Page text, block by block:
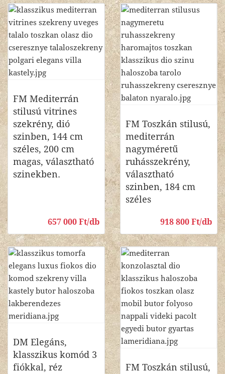
FM Mediterrán
stilusú vitrines
szekrény, dió
szinben, 144 cm
széles, 200 cm
magas, választható
szinekben.
657 000 Ft/db
FM Toszkán stilusú,
mediterrán
nagyméretű
ruhásszekrény,
választható
szinben, 184 cm
széles
918 800 Ft/db
DM Elegáns,
klasszikus komód 3
fiókkal, réz
FM Toszkán stilusú,